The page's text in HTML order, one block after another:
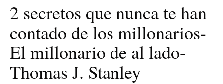
2 secretos que nunca te han
contado de los millonarios-
El millonario de al lado-
Thomas J. Stanley